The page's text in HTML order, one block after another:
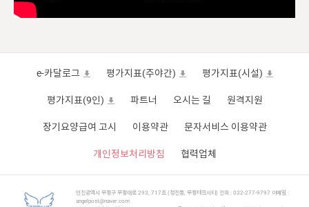
e-카달로그 평가지표(주야간) 평가지표(시설)
평가지표(9인) 파트너 오시는 길 원격지원
장기요양급여 고시 이용약관 문자서비스 이용약관
개인정보처리방침 협력업체
인천광역시 부평구 부평대로 293, 717호 (청천동, 부평테크시티) 전화 : 032-277-9797 이메일 :
angelpost@naver.com